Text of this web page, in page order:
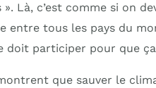
Là, c’est comme si on
entre tous les pays du
doit participer pour que
que sauver le